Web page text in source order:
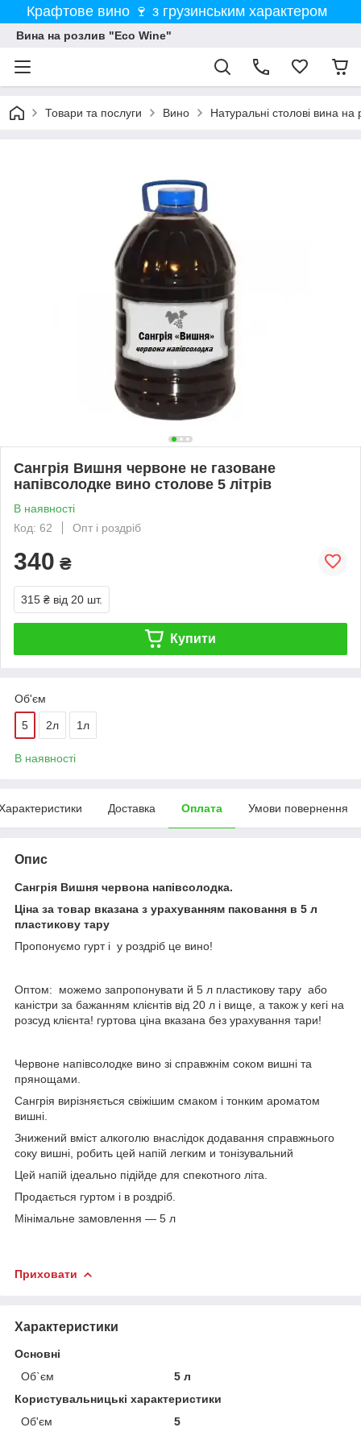
Крафтове вино 🍷 з грузинським характером
Вина на розлив "Eco Wine"
Товари та послуги Вино Натуральні столові вина на
Сангрія Вишня червоне не газоване
напівсолодке вино столове 5 літрів
В наявності
Код: 62
Опт і роздріб
340 ₴
315 ₴ від 20 шт.
Купити
Об'єм
5 2л 1л
В наявності
Доставка Оплата Умови повернення
Опис
Сангрія Вишня червона напівсолодка.
Ціна за товар вказана з урахуванням паковання в 5 л
пластикову тару
Пропонуємо гурт і у роздріб це вино!
Оптом: можемо запропонувати й 5 л пластикову тару або
каністри за бажанням клієнтів від 20 л і вище, а також у кегі на
розсуд клієнта! гуртова ціна вказана без урахування тари!
Червоне напівсолодке вино зі справжнім соком вишні та
прянощами.
Сангрія вирізняється свіжішим смаком і тонким ароматом
вишні.
Знижений вміст алкоголю внаслідок додавання справжнього
соку вишні, робить цей напій легким и тонізувальний
Цей напій ідеально підійде для спекотного літа.
Продається гуртом і в роздріб.
Мінімальне замовлення — 5 л
Приховати
Характеристики
Основні
Об`єм
5 л
Користувальницькі характеристики
Об'єм
5